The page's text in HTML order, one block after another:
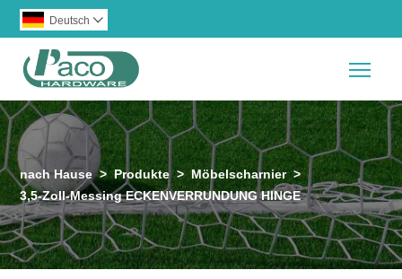
Deutsch 
nach Hause > Produkte > Möbelscharnier >
3,5-Zoll-Messing ECKENVERRUNDUNG HINGE